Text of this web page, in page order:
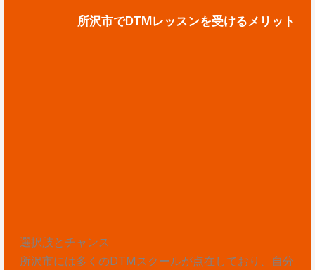
所沢市でDTMレッスンを受けるメリット
選択肢とチャンス
所沢市には多くのDTMスクールが点在しており、自分